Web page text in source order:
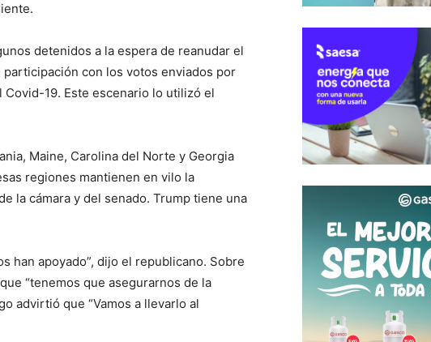
detenidos a la espera de reanudar el
con los votos enviados por
19. Este escenario lo utilizó el
Maine, Carolina del Norte y Georgia
regiones mantienen en vilo la
la cámara y del senado. Trump tiene una
han apoyado”, dijo el republicano. Sobre
“tenemos que asegurarnos de la
advirtió que “Vamos a llevarlo al